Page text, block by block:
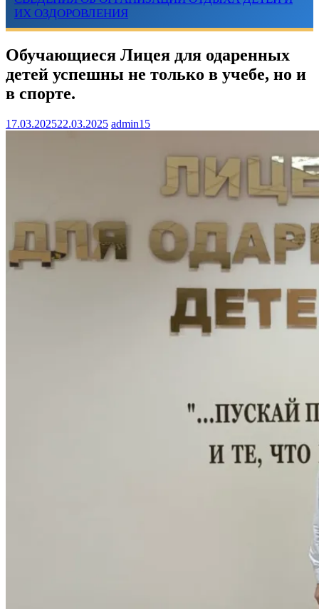
ИХ ОЗДОРОВЛЕНИЯ
Обучающиеся Лицея для одаренных
детей успешны не только в учебе, но и
в спорте.
17.03.202522.03.2025 admin15